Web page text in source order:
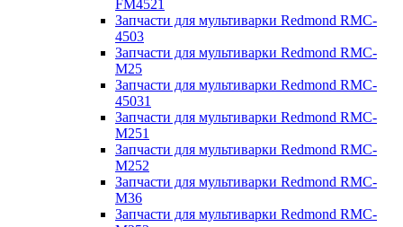
FM4521
Запчасти для мультиварки Redmond RMC-
4503
Запчасти для мультиварки Redmond RMC-
M25
Запчасти для мультиварки Redmond RMC-
45031
Запчасти для мультиварки Redmond RMC-
M251
Запчасти для мультиварки Redmond RMC-
M252
Запчасти для мультиварки Redmond RMC-
M36
Запчасти для мультиварки Redmond RMC-